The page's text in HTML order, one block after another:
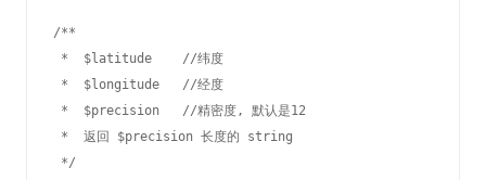
/**
*  $latitude    //纬度
*  $longitude   //经度
*  $precision   //精密度, 默认是12
*  返回 $precision 长度的 string
*/